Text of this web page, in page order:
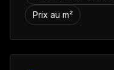
Prix au m²